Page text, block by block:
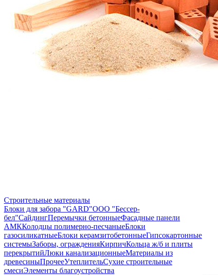
Строительные материалы
Блоки для забора "GARD"ООО "Бессер-
бел"СайдингПеремычки бетонныеФасадные панели
АМККолодцы полимерно-песчаныеБлоки
газосиликатныеБлоки керамзитобетонныеГипсокартонные
системыЗаборы, огражденияКирпичКольца ж/б и плиты
перекрытийЛюки канализационныеМатериалы из
древесиныПрочееУтеплительСухие строительные
смесиЭлементы благоустройства